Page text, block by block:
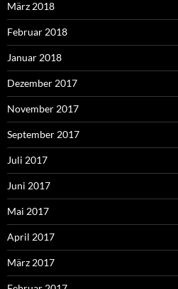
März 2018
Februar 2018
Januar 2018
Dezember 2017
November 2017
September 2017
Juli 2017
Juni 2017
Mai 2017
April 2017
März 2017